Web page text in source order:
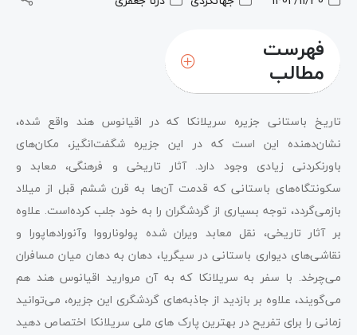
فهرست
مطالب
تاریخ باستانی جزیره سریلانکا که در اقیانوس هند واقع شده‌،
نشان‌دهنده این است که در این جزیره شگفت‌انگیز، مکان‌های
باورنکردنی زیادی وجود دارد. آثار تاریخی و فرهنگی، معابد و
سکونتگاه‌های باستانی که قدمت آن‌ها به قرن ششم قبل از میلاد
بازمی‌گردد، توجه بسیاری از گردشگران را به خود جلب کرده‌است. علاوه
بر آثار تاریخی، نقل معابد ویران شده پولونارووا و‌آنورادهاپورا و
نقاشی‌های دیواری باستانی در سیگریا، دهان به دهان میان مسافران
می‌چرخد. با سفر به سریلانکا که به آن مروارید اقیانوس هند هم
می‌گویند، علاوه بر بازدید از جاذبه‌های گردشگری این جزیره، می‌توانید
زمانی را برای تفریح در بهترین پارک های ملی سریلانکا اختصاص دهید